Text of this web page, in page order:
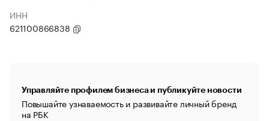
ИНН
621100866838
Управляйте профилем бизнеса и публикуйте новости
Повышайте узнаваемость и развивайте личный бренд
на РБК